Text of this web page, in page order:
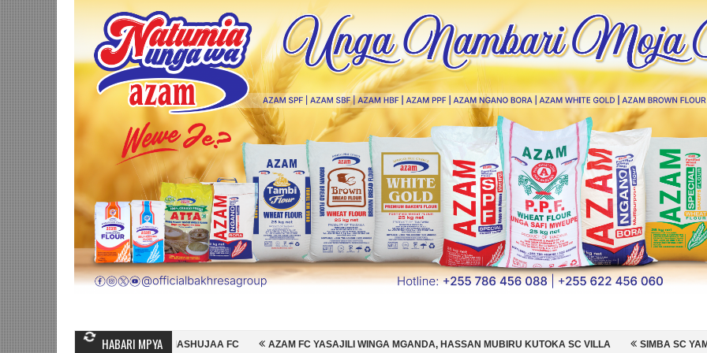
HABARI MPYA
WA MASHUJAA FC AZAM FC YASAJILI WINGA MGANDA, HASSAN MUBIRU KUTOKA SC VILLA SIMBA SC YAMSAJILI BEKI WA AZAM